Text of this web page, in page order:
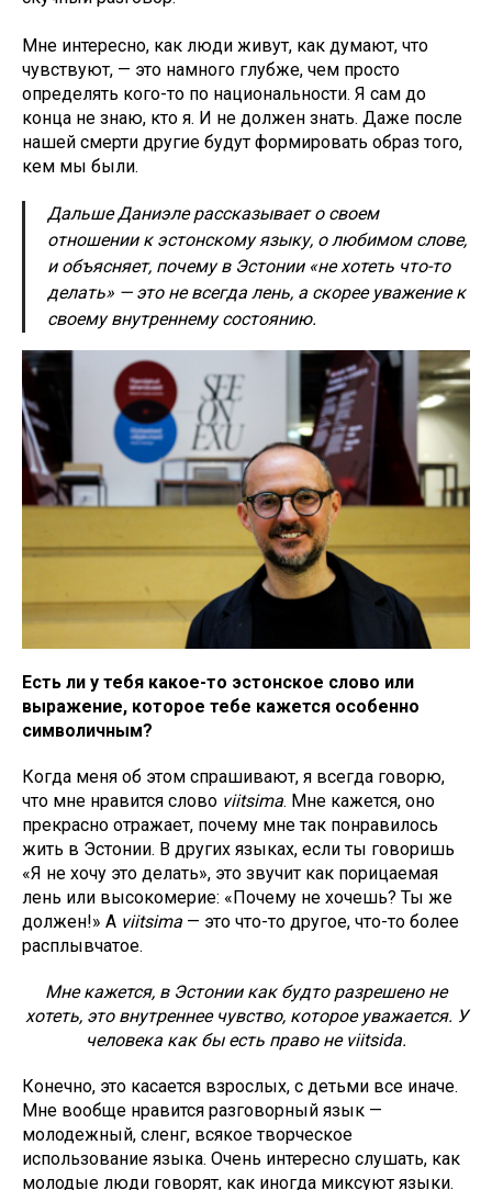
Мне интересно, как люди живут, как думают, что
чувствуют, — это намного глубже, чем просто
определять кого-то по национальности. Я сам до
конца не знаю, кто я. И не должен знать. Даже после
нашей смерти другие будут формировать образ того,
кем мы были.
Дальше Даниэле рассказывает о своем
отношении к эстонскому языку, о любимом слове,
и объясняет, почему в Эстонии «не хотеть что-то
делать» — это не всегда лень, а скорее уважение к
своему внутреннему состоянию.
Есть ли у тебя какое-то эстонское слово или
выражение, которое тебе кажется особенно
символичным?
Когда меня об этом спрашивают, я всегда говорю,
что мне нравится слово viitsima. Мне кажется, оно
прекрасно отражает, почему мне так понравилось
жить в Эстонии. В других языках, если ты говоришь
«Я не хочу это делать», это звучит как порицаемая
лень или высокомерие: «Почему не хочешь? Ты же
должен!» А viitsima — это что-то другое, что-то более
расплывчатое.
Мне кажется, в Эстонии как будто разрешено не
хотеть, это внутреннее чувство, которое уважается. У
человека как бы есть право не viitsida.
Конечно, это касается взрослых, с детьми все иначе.
Мне вообще нравится разговорный язык —
молодежный, сленг, всякое творческое
использование языка. Очень интересно слушать, как
молодые люди говорят, как иногда миксуют языки.